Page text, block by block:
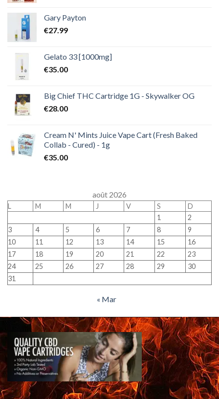
Gary Payton
€27.99
Gelato 33 [1000mg]
€35.00
Big Chief THC Cartridge 1G - Skywalker OG
€28.00
Cream N' Mints Juice Vape Cart (Fresh Baked
Collab - Cured) - 1g
€35.00
août 2026
L M M J V S
D
1
2
3
4 5 6 7 8
9
10
11 12 13 14 15
16
17
18 19 20 21 22
23
24
25 26 27 28 29
30
31
« Mar